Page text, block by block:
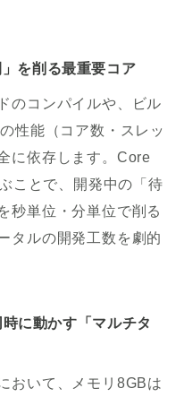
を削る最重要コア
のコンパイルや、ビル
性能（コア数・スレッ
に依存します。Core
ことで、開発中の「待
秒単位・分単位で削る
タルの開発工数を劇的
に動かす「マルチタ
おいて、メモリ8GBは